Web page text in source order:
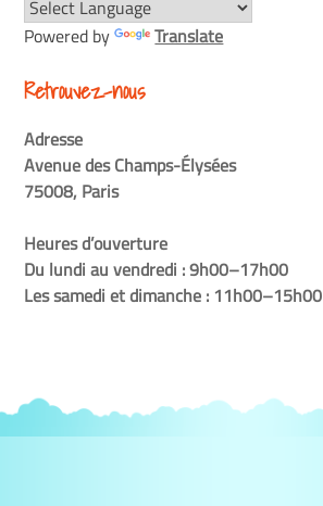
Powered by Translate
Retrouvez-nous
Adresse
Avenue des Champs-Élysées
75008, Paris
Heures d’ouverture
Du lundi au vendredi : 9h00–17h00
Les samedi et dimanche : 11h00–15h00